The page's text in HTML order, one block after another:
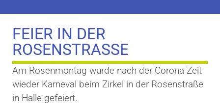
FEIER IN DER
ROSENSTRASSE
Am Rosenmontag wurde nach der Corona Zeit
wieder Karneval beim Zirkel in der Rosenstraße
in Halle gefeiert.